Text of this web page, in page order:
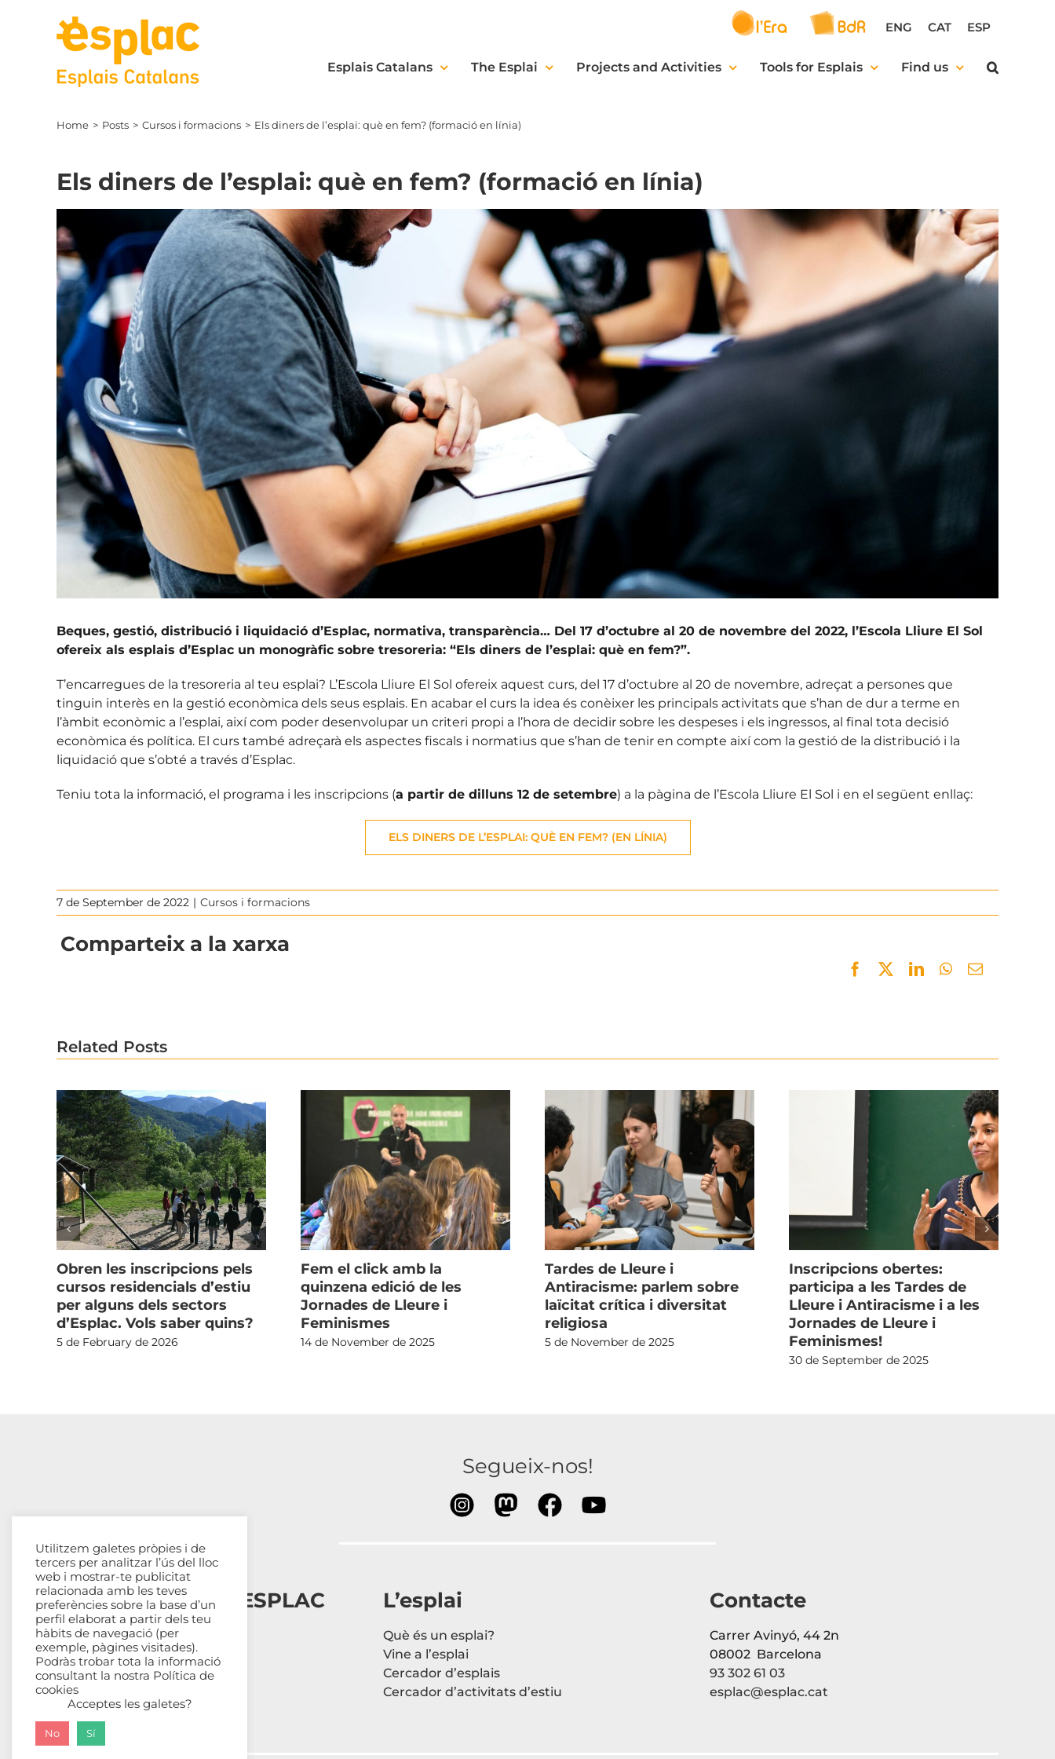
ENG CAT ESP
Esplais Catalans The Esplai Projects and Activities Tools for Esplais Find us
Home Posts Cursos i formacions Els diners de l’esplai: què en fem? (formació en línia)
Els diners de l’esplai: què en fem? (formació en línia)
Larger
Image
Beques, gestió, distribució i liquidació d’Esplac, normativa, transparència… Del 17 d’octubre al 20 de novembre del 2022, l’Escola Lliure El Sol
ofereix als esplais d’Esplac un monogràfic sobre tresoreria: “Els diners de l’esplai: què en fem?”.
T’encarregues de la tresoreria al teu esplai? L’Escola Lliure El Sol ofereix aquest curs, del 17 d’octubre al 20 de novembre, adreçat a persones que
tinguin interès en la gestió econòmica dels seus esplais. En acabar el curs la idea és conèixer les principals activitats que s’han de dur a terme en
l’àmbit econòmic a l’esplai, així com poder desenvolupar un criteri propi a l’hora de decidir sobre les despeses i els ingressos, al final tota decisió
econòmica és política. El curs també adreçarà els aspectes fiscals i normatius que s’han de tenir en compte així com la gestió de la distribució i la
liquidació que s’obté a través d’Esplac.
Teniu tota la informació, el programa i les inscripcions (a partir de dilluns 12 de setembre) a la pàgina de l’Escola Lliure El Sol i en el següent enllaç:
ELS DINERS DE L’ESPLAI: QUÈ EN FEM? (EN LÍNIA)
7 de September de 2022 | Cursos i formacions
Comparteix a la xarxa
Facebook
TwitterLinkedInWhatsApp
Email
Related Posts
Obren les inscripcions pels
cursos residencials d’estiu
per alguns dels sectors
d’Esplac. Vols saber quins?
5 de February de 2026
Fem el click amb la
quinzena edició de les
Jornades de Lleure i
Feminismes
14 de November de 2025
Tardes de Lleure i
Antiracisme: parlem sobre
laïcitat crítica i diversitat
religiosa
5 de November de 2025
Inscripcions obertes:
participa a les Tardes de
Lleure i Antiracisme i a les
Jornades de Lleure i
Feminismes!
30 de September de 2025
Segueix-nos!
Esplais Catalans, ESPLAC
Qui som
Com ens organitzem
Transparència
Fes-te sòcia
L’esplai
Què és un esplai?
Vine a l’esplai
Cercador d’esplais
Cercador d’activitats d’estiu
Contacte
Carrer Avinyó, 44 2n
08002 Barcelona
93 302 61 03
esplac@esplac.cat
Utilitzem galetes pròpies i de
tercers per analitzar l’ús del lloc
web i mostrar-te publicitat
relacionada amb les teves
preferències sobre la base d’un
perfil elaborat a partir dels teu
hàbits de navegació (per
exemple, pàgines visitades).
Podràs trobar tota la informació
consultant la nostra Política de
cookies
Acceptes les galetes?
No Sí